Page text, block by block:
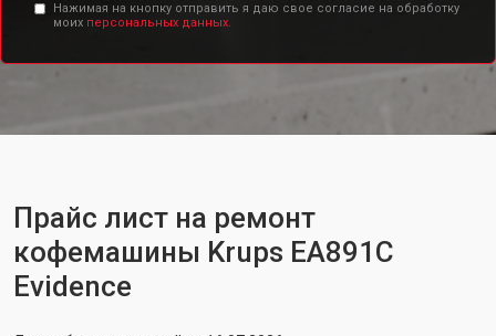
Нажимая на кнопку отправить я даю свое согласие на обработку
моих персональных данных.
Прайс лист на ремонт
кофемашины Krups EA891C
Evidence